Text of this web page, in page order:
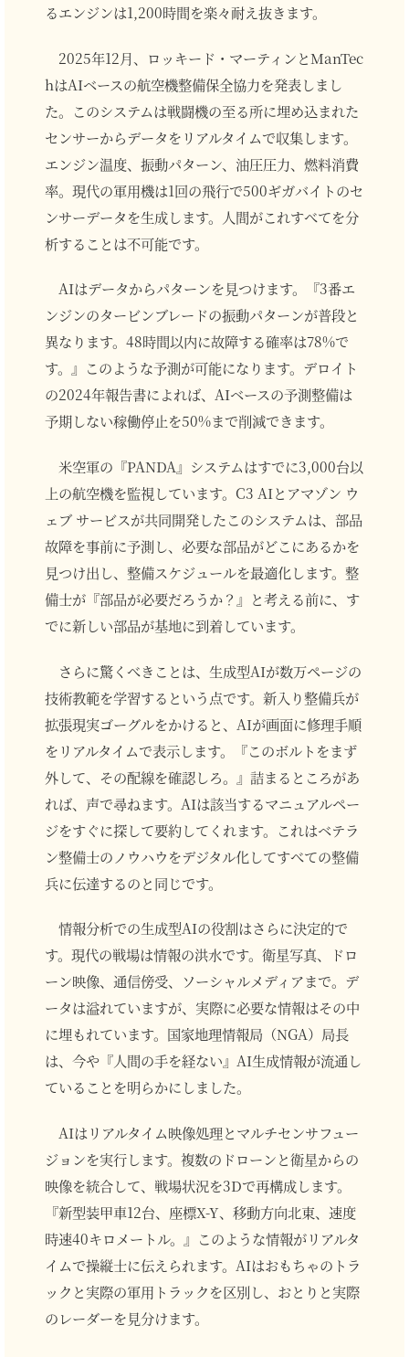
るエンジンは1,200時間を楽々耐え抜きます。
2025年12月、ロッキード・マーティンとManTec
hはAIベースの航空機整備保全協力を発表しまし
た。このシステムは戦闘機の至る所に埋め込まれた
センサーからデータをリアルタイムで収集します。
エンジン温度、振動パターン、油圧圧力、燃料消費
率。現代の軍用機は1回の飛行で500ギガバイトのセ
ンサーデータを生成します。人間がこれすべてを分
析することは不可能です。
AIはデータからパターンを見つけます。『3番エ
ンジンのタービンブレードの振動パターンが普段と
異なります。48時間以内に故障する確率は78%で
す。』このような予測が可能になります。デロイト
の2024年報告書によれば、AIベースの予測整備は
予期しない稼働停止を50%まで削減できます。
米空軍の『PANDA』システムはすでに3,000台以
上の航空機を監視しています。C3 AIとアマゾン ウ
ェブ サービスが共同開発したこのシステムは、部品
故障を事前に予測し、必要な部品がどこにあるかを
見つけ出し、整備スケジュールを最適化します。整
備士が『部品が必要だろうか？』と考える前に、す
でに新しい部品が基地に到着しています。
さらに驚くべきことは、生成型AIが数万ページの
技術教範を学習するという点です。新入り整備兵が
拡張現実ゴーグルをかけると、AIが画面に修理手順
をリアルタイムで表示します。『このボルトをまず
外して、その配線を確認しろ。』詰まるところがあ
れば、声で尋ねます。AIは該当するマニュアルペー
ジをすぐに探して要約してくれます。これはベテラ
ン整備士のノウハウをデジタル化してすべての整備
兵に伝達するのと同じです。
情報分析での生成型AIの役割はさらに決定的で
す。現代の戦場は情報の洪水です。衛星写真、ドロ
ーン映像、通信傍受、ソーシャルメディアまで。デ
ータは溢れていますが、実際に必要な情報はその中
に埋もれています。国家地理情報局（NGA）局長
は、今や『人間の手を経ない』AI生成情報が流通し
ていることを明らかにしました。
AIはリアルタイム映像処理とマルチセンサフュー
ジョンを実行します。複数のドローンと衛星からの
映像を統合して、戦場状況を3Dで再構成します。
『新型装甲車12台、座標X-Y、移動方向北東、速度
時速40キロメートル。』このような情報がリアルタ
イムで操縦士に伝えられます。AIはおもちゃのトラ
ックと実際の軍用トラックを区別し、おとりと実際
のレーダーを見分けます。